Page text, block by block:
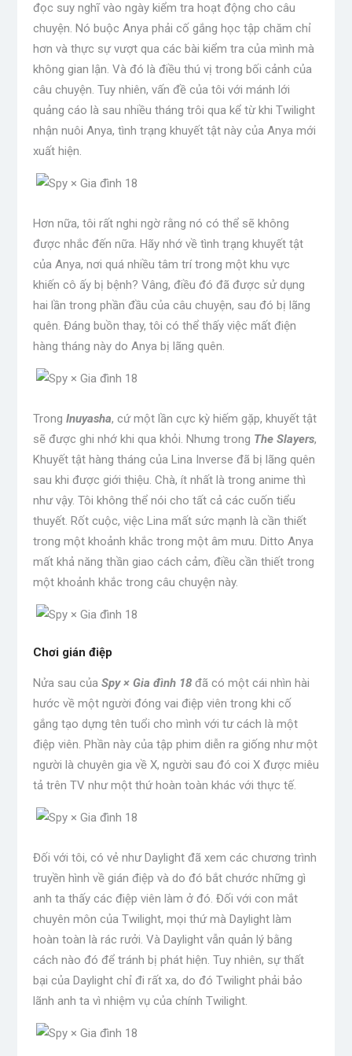
đọc suy nghĩ vào ngày kiểm tra hoạt động cho câu
chuyện. Nó buộc Anya phải cố gắng học tập chăm chỉ
hơn và thực sự vượt qua các bài kiểm tra của mình mà
không gian lận. Và đó là điều thú vị trong bối cảnh của
câu chuyện. Tuy nhiên, vấn đề của tôi với mánh lới
quảng cáo là sau nhiều tháng trôi qua kể từ khi Twilight
nhận nuôi Anya, tình trạng khuyết tật này của Anya mới
xuất hiện.
Hơn nữa, tôi rất nghi ngờ rằng nó có thể sẽ không
được nhắc đến nữa. Hãy nhớ về tình trạng khuyết tật
của Anya, nơi quá nhiều tâm trí trong một khu vực
khiến cô ấy bị bệnh? Vâng, điều đó đã được sử dụng
hai lần trong phần đầu của câu chuyện, sau đó bị lãng
quên. Đáng buồn thay, tôi có thể thấy việc mất điện
hàng tháng này do Anya bị lãng quên.
Trong Inuyasha, cứ một lần cực kỳ hiếm gặp, khuyết tật
sẽ được ghi nhớ khi qua khỏi. Nhưng trong The Slayers,
Khuyết tật hàng tháng của Lina Inverse đã bị lãng quên
sau khi được giới thiệu. Chà, ít nhất là trong anime thì
như vậy. Tôi không thể nói cho tất cả các cuốn tiểu
thuyết. Rốt cuộc, việc Lina mất sức mạnh là cần thiết
trong một khoảnh khắc trong một âm mưu. Ditto Anya
mất khả năng thần giao cách cảm, điều cần thiết trong
một khoảnh khắc trong câu chuyện này.
Chơi gián điệp
Nửa sau của Spy × Gia đình 18đã có một cái nhìn hài
hước về một người đóng vai điệp viên trong khi cố
gắng tạo dựng tên tuổi cho mình với tư cách là một
điệp viên. Phần này của tập phim diễn ra giống như một
người là chuyên gia về X, người sau đó coi X được miêu
tả trên TV như một thứ hoàn toàn khác với thực tế.
Đối với tôi, có vẻ như Daylight đã xem các chương trình
truyền hình về gián điệp và do đó bắt chước những gì
anh ta thấy các điệp viên làm ở đó. Đối với con mắt
chuyên môn của Twilight, mọi thứ mà Daylight làm
hoàn toàn là rác rưởi. Và Daylight vẫn quản lý bằng
cách nào đó để tránh bị phát hiện. Tuy nhiên, sự thất
bại của Daylight chỉ đi rất xa, do đó Twilight phải bảo
lãnh anh ta vì nhiệm vụ của chính Twilight.